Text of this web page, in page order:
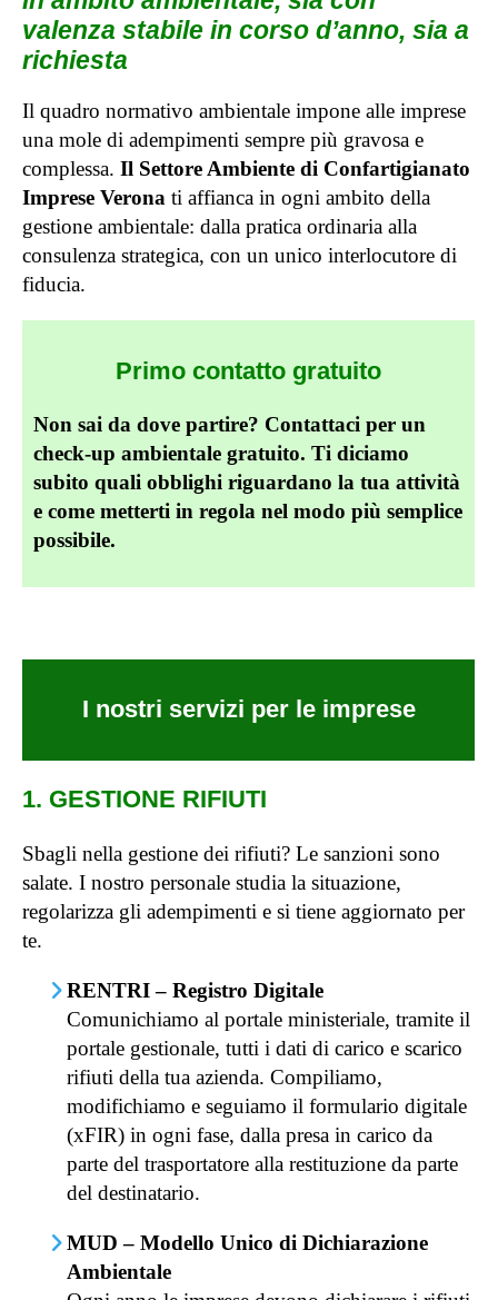
valenza stabile in corso d’anno, sia a
richiesta
Il quadro normativo ambientale impone alle imprese
una mole di adempimenti sempre più gravosa e
complessa.Il Settore Ambiente di Confartigianato
Imprese Veronati affianca in ogni ambito della
gestione ambientale: dalla pratica ordinaria alla
consulenza strategica, con un unico interlocutore di
fiducia.
Primo contatto gratuito
Non sai da dove partire? Contattaci per un
check-up ambientale gratuito. Ti diciamo
subito quali obblighi riguardano la tua attività
e come metterti in regola nel modo più semplice
possibile.
I nostri servizi per le imprese
1. GESTIONE RIFIUTI
Sbagli nella gestione dei rifiuti? Le sanzioni sono
salate. I nostro personale studia la situazione,
regolarizza gli adempimenti e si tiene aggiornato per
te.
RENTRI – Registro Digitale
Comunichiamo al portale ministeriale, tramite il
portale gestionale, tutti i dati di carico e scarico
rifiuti della tua azienda. Compiliamo,
modifichiamo e seguiamo il formulario digitale
(xFIR) in ogni fase, dalla presa in carico da
parte del trasportatore alla restituzione da parte
del destinatario.
MUD – Modello Unico di Dichiarazione
Ambientale